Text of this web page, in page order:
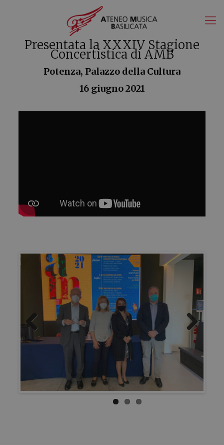
Presentata la XXXIV Stagione
Concertistica di AMB
Potenza, Palazzo della Cultura
16 giugno 2021
Previous Next